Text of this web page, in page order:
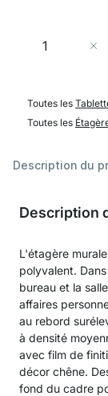
Quantité
Toutes les
Toutes les
Description du
Description
L'étagère
polyvalent.
bureau et la
affaires
au rebord
à densité
avec film de
décor chêne.
fond du cadre